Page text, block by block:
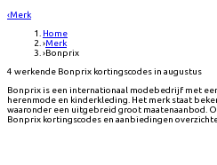
‹Merk
Home
›Merk
›Bonprix
4 werkende Bonprix kortingscodes in augustus
Bonprix is een internationaal modebedrijf met
herenmode en kinderkleding. Het merk staat
waaronder een uitgebreid groot maatenaanbod.
Bonprix kortingscodes en aanbiedingen